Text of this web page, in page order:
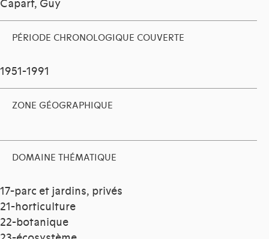
Capart, Guy
PÉRIODE CHRONOLOGIQUE COUVERTE
1951-1991
ZONE GÉOGRAPHIQUE
DOMAINE THÉMATIQUE
17-parc et jardins, privés
21-horticulture
22-botanique